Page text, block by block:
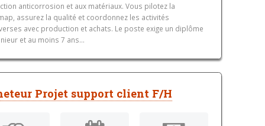
anticorrosion et aux matériaux. Vous pilotez la
assurez la qualité et coordonnez les activités
avec production et achats. Le poste exige un diplôme
et au moins 7 ans...
Projet support client F/H